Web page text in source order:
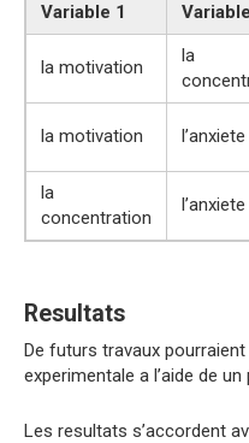
Variable 1
la motivation
la
la motivation l’anxiete
la
concentration
l’anxiete
Resultats
De futurs travaux
experimentale a l’aide de
Les resultats s’accordent